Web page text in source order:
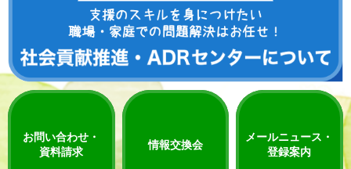
お問い合わせ・
資料請求
情報交換会
メールニュース・
登録案内